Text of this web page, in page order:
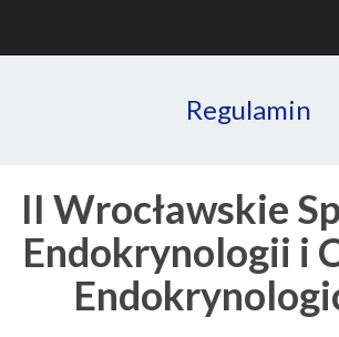
Regulamin
II Wrocławskie
Endokrynologii i